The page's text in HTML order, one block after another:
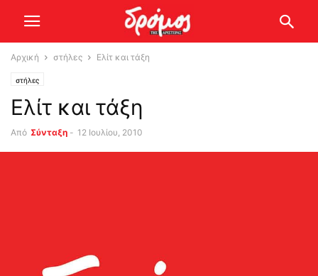
Αρχική στήλες Ελίτ και τάξη
στήλες
Ελίτ και τάξη
Από Σύνταξη - 12 Ιουλίου, 2010